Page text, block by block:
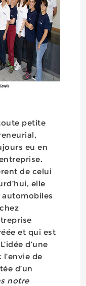
petite
eu en
de celui
elle
automobiles
et qui est
d’une
de
d’un
notre